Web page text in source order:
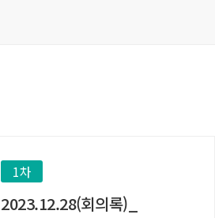
1차
2023.12.28(회의록)_